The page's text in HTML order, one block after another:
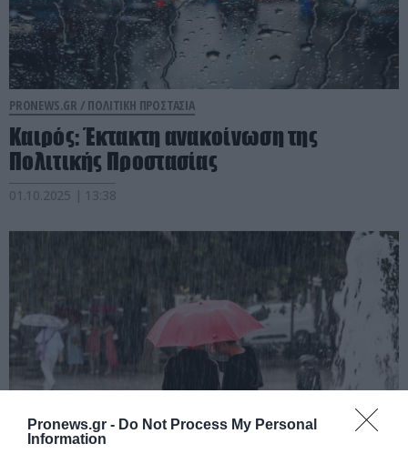
Pronews.gr - Do Not Process My Personal
Information
PRONEWS.GR / ΠΟΛΙΤΙΚΗ ΠΡΟΣΤΑΣΙΑ
Καιρός: Έκτακτη ανακοίνωση της
Πολιτικής Προστασίας
01.10.2025 | 13:38